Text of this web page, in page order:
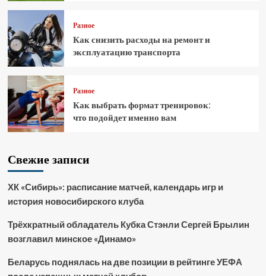
Разное
Как снизить расходы на ремонт и
эксплуатацию транспорта
Разное
Как выбрать формат тренировок:
что подойдет именно вам
Свежие записи
ХК «Сибирь»: расписание матчей, календарь игр и
история новосибирского клуба
Трёхкратный обладатель Кубка Стэнли Сергей Брылин
возглавил минское «Динамо»
Беларусь поднялась на две позиции в рейтинге УЕФА